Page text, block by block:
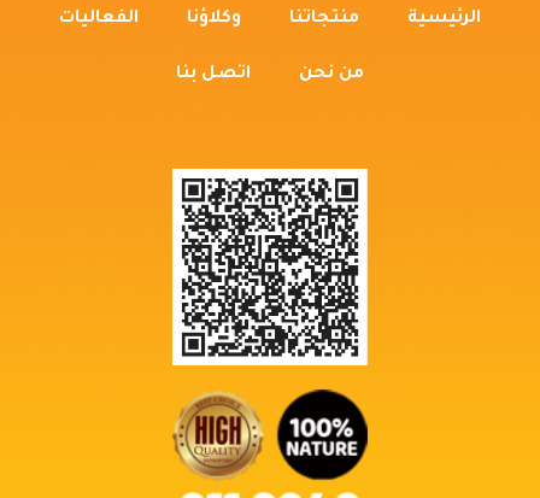
الرئيسية منتجاتنا وكلاؤنا الفعاليات
من نحن اتصل بنا